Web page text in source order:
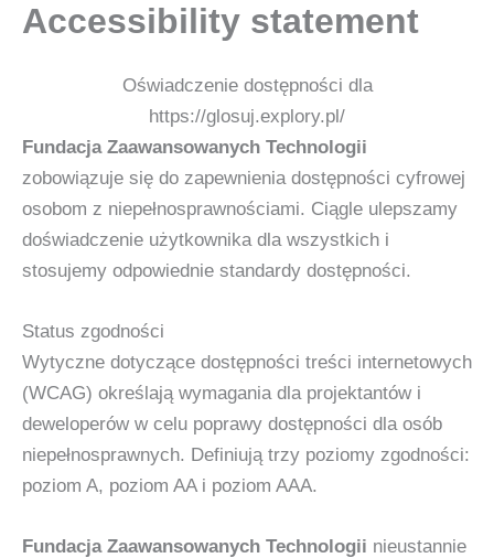
treści
Przejdź
Accessibility statement
Oświadczenie dostępności dla
https://glosuj.explory.pl/
Fundacja Zaawansowanych Technologii
zobowiązuje się do zapewnienia dostępności cyfrowej
osobom z niepełnosprawnościami. Ciągle ulepszamy
doświadczenie użytkownika dla wszystkich i
stosujemy odpowiednie standardy dostępności.
Status zgodności
Wytyczne dotyczące dostępności treści internetowych
(WCAG) określają wymagania dla projektantów i
deweloperów w celu poprawy dostępności dla osób
niepełnosprawnych. Definiują trzy poziomy zgodności:
poziom A, poziom AA i poziom AAA.
Fundacja Zaawansowanych Technologii nieustannie